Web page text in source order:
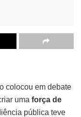
colocou em debate
uma força de
pública teve